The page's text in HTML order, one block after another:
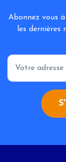
Abonnez vous
les dernières